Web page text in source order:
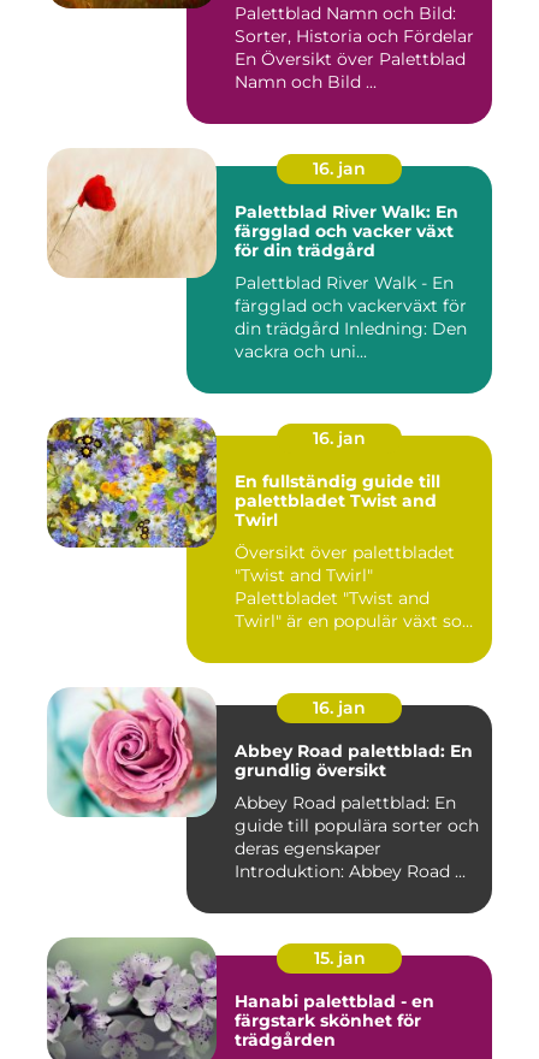
Palettblad Namn och Bild:
Sorter, Historia och Fördelar
En Översikt över Palettblad
Namn och Bild ...
16. jan
Palettblad River Walk: En
färgglad och vacker växt
för din trädgård
Palettblad River Walk - En
färgglad och vackerväxt för
din trädgård Inledning: Den
vackra och uni...
16. jan
En fullständig guide till
palettbladet Twist and
Twirl
Översikt över palettbladet
"Twist and Twirl"
Palettbladet "Twist and
Twirl" är en populär växt som
16. jan
Abbey Road palettblad: En
grundlig översikt
Abbey Road palettblad: En
guide till populära sorter och
deras egenskaper
Introduktion: Abbey Road ...
15. jan
Hanabi palettblad - en
färgstark skönhet för
trädgården